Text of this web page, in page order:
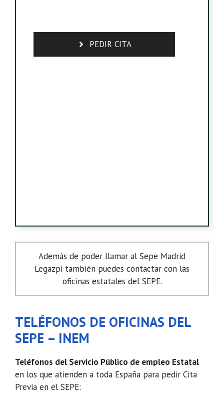
PEDIR CITA
Además de poder llamar al Sepe Madrid
Legazpi también puedes contactar con las
oficinas estatales del SEPE.
TELÉFONOS DE OFICINAS DEL
SEPE – INEM
Teléfonos del Servicio Público de empleo Estatal
en los que atienden a toda España para pedir Cita
Previa en el SEPE: